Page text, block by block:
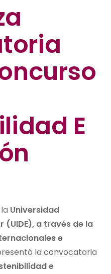
E
Universidad
(UIDE), a través de la
e
la convocatoria
e